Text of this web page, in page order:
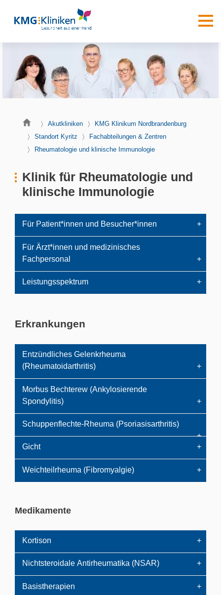
Akutkliniken
KMG Klinikum Nordbrandenburg
Standort Kyritz
Fachabteilungen & Zentren
Rheumatologie und klinische Immunologie
Klinik für Rheumatologie und
klinische Immunologie
Für Patient*innen und Besucher*innen
Für Ärzt*innen und medizinisches
Fachpersonal
Leistungsspektrum
Erkrankungen
Entzündliches Gelenkrheuma
(Rheumatoidarthritis)
Morbus Bechterew (Ankylosierende
Spondylitis)
Schuppenflechte-Rheuma (Psoriasisarthritis)
Gicht
Weichteilrheuma (Fibromyalgie)
Medikamente
Kortison
Nichtsteroidale Antirheumatika (NSAR)
Basistherapien